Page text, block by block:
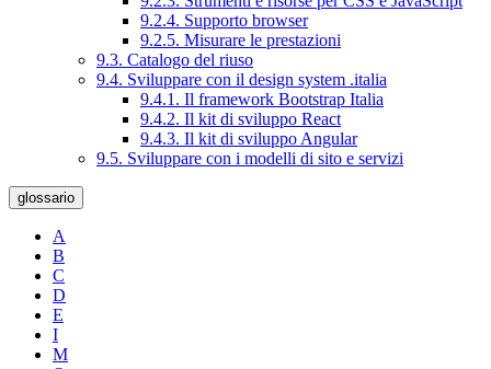
9.2.4. Supporto browser
9.2.5. Misurare le prestazioni
9.3. Catalogo del riuso
9.4. Sviluppare con il design system .italia
9.4.1. Il framework Bootstrap Italia
9.4.2. Il kit di sviluppo React
9.4.3. Il kit di sviluppo Angular
9.5. Sviluppare con i modelli di sito e servizi
glossario
A
B
C
D
E
I
M